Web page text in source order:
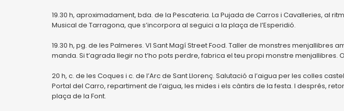
19.30 h, aproximadament, bda. de la Pescateria. La Pujada de Carros i Cavalleries, al
Musical de Tarragona, que s’incorpora al seguici a la plaça de l’Esperidió.
19.30 h, pg. de les Palmeres. VI Sant Magí Street Food. Taller de monstres menjallibres
manda. Si t’agrada llegir no t’ho pots perdre, fabrica el teu propi monstre menjallibres.
20 h, c. de les Coques i c. de l’Arc de Sant Llorenç. Salutació a l’aigua per les colles
Portal del Carro, repartiment de l’aigua, les mides i els càntirs de la festa. I després,
plaça de la Font.